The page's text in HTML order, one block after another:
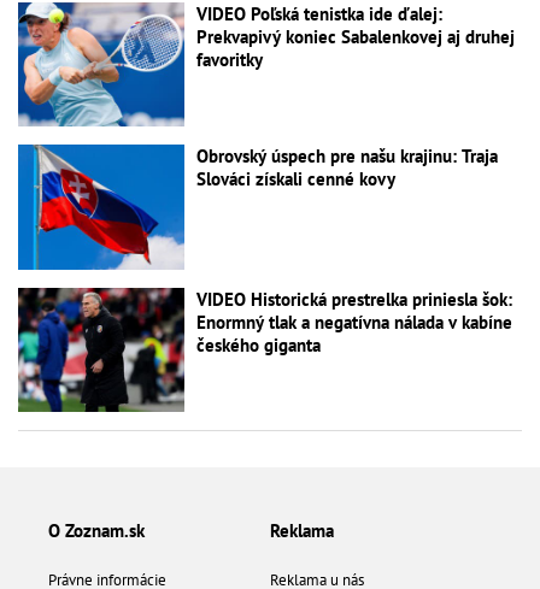
VIDEO Poľská tenistka ide ďalej:
Prekvapivý koniec Sabalenkovej aj druhej
favoritky
Obrovský úspech pre našu krajinu: Traja
Slováci získali cenné kovy
VIDEO Historická prestrelka priniesla šok:
Enormný tlak a negatívna nálada v kabíne
českého giganta
O Zoznam.sk
Právne informácie
Reklama
Reklama u nás